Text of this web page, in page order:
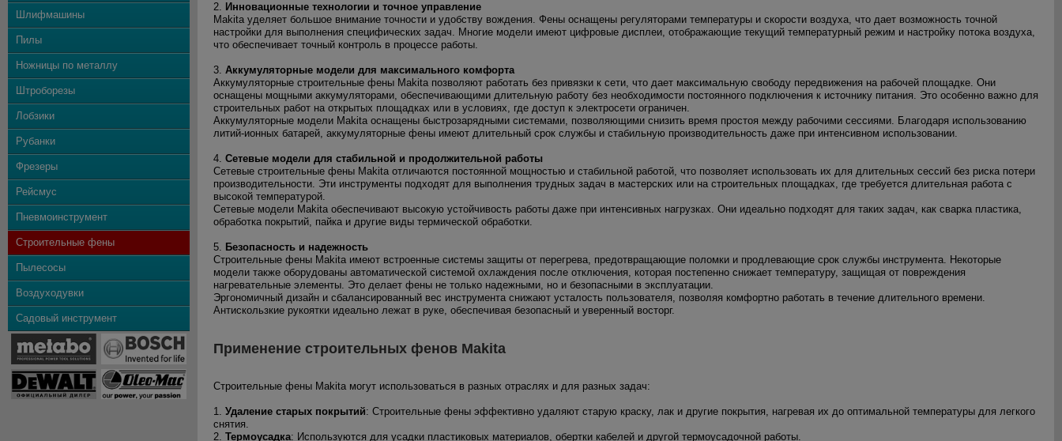
Шлифмашины
Пилы
Ножницы по металлу
Штроборезы
Лобзики
Рубанки
Фрезеры
Рейсмус
Пневмоинструмент
Строительные фены
Пылесосы
Воздуходувки
Садовый инструмент
2. Инновационные технологии и точное управление
Makita уделяет большое внимание точности и удобству вождения. Фены оснащены регуляторами температуры и скорости воздуха, что дает возможность точной
настройки для выполнения специфических задач. Многие модели имеют цифровые дисплеи, отображающие текущий температурный режим и настройку потока воздуха,
что обеспечивает точный контроль в процессе работы.
3. Аккумуляторные модели для максимального комфорта
Аккумуляторные строительные фены Makita позволяют работать без привязки к сети, что дает максимальную свободу передвижения на рабочей площадке. Они
оснащены мощными аккумуляторами, обеспечивающими длительную работу без необходимости постоянного подключения к источнику питания. Это особенно важно для
строительных работ на открытых площадках или в условиях, где доступ к электросети ограничен.
Аккумуляторные модели Makita оснащены быстрозарядными системами, позволяющими снизить время простоя между рабочими сессиями. Благодаря использованию
литий-ионных батарей, аккумуляторные фены имеют длительный срок службы и стабильную производительность даже при интенсивном использовании.
4. Сетевые модели для стабильной и продолжительной работы
Сетевые строительные фены Makita отличаются постоянной мощностью и стабильной работой, что позволяет использовать их для длительных сессий без риска потери
производительности. Эти инструменты подходят для выполнения трудных задач в мастерских или на строительных площадках, где требуется длительная работа с
высокой температурой.
Сетевые модели Makita обеспечивают высокую устойчивость работы даже при интенсивных нагрузках. Они идеально подходят для таких задач, как сварка пластика,
обработка покрытий, пайка и другие виды термической обработки.
5. Безопасность и надежность
Строительные фены Makita имеют встроенные системы защиты от перегрева, предотвращающие поломки и продлевающие срок службы инструмента. Некоторые
модели также оборудованы автоматической системой охлаждения после отключения, которая постепенно снижает температуру, защищая от повреждения
нагревательные элементы. Это делает фены не только надежными, но и безопасными в эксплуатации.
Эргономичный дизайн и сбалансированный вес инструмента снижают усталость пользователя, позволяя комфортно работать в течение длительного времени.
Антискользкие рукоятки идеально лежат в руке, обеспечивая безопасный и уверенный восторг.
Применение строительных фенов Makita
Строительные фены Makita могут использоваться в разных отраслях и для разных задач:
1. Удаление старых покрытий: Строительные фены эффективно удаляют старую краску, лак и другие покрытия, нагревая их до оптимальной температуры для легкого
снятия.
2. Термоусадка: Используются для усадки пластиковых материалов, обертки кабелей и другой термоусадочной работы.